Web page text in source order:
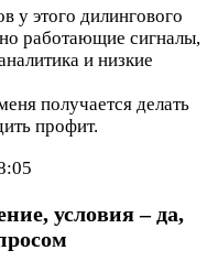
у этого дилингового
работающие сигналы,
и низкие
получается делать
профит.
условия – да,